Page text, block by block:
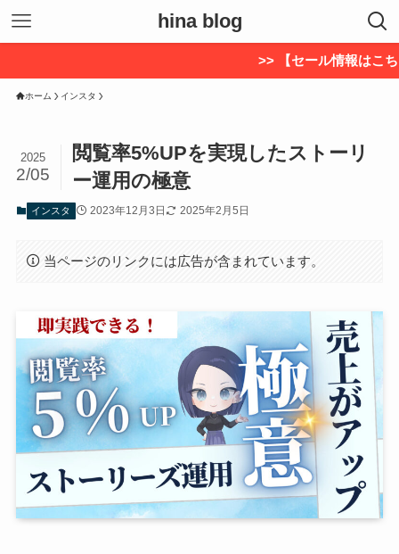
hina blog
>> 【セール情報はこちら】今な
ホーム インスタ
閲覧率5%UPを実現したストーリ
ー運用の極意
2025
2/05
インスタ 2023年12月3日 2025年2月5日
当ページのリンクには広告が含まれています。